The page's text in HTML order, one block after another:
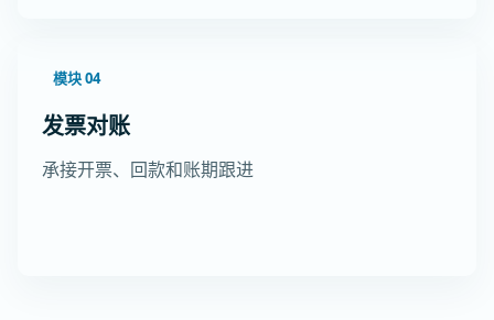
模块 04
发票对账
承接开票、回款和账期跟进